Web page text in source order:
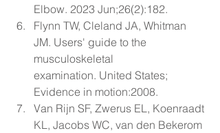
Elbow. 2023 Jun;26(2):182.
Flynn TW, Cleland JA, Whitman
JM. Users' guide to the
musculoskeletal
examination. United States;
Evidence in motion:2008.
Van Rijn SF, Zwerus EL, Koenraadt
KL, Jacobs WC, van den Bekerom